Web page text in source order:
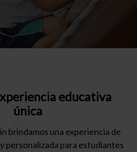
educativa
única
brindamos una experiencia de
personalizada para estudiantes